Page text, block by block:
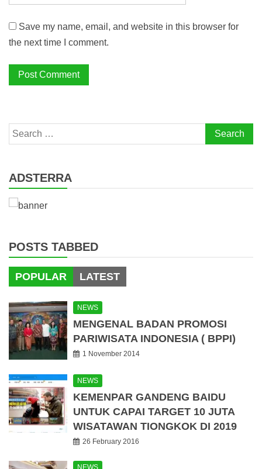
Save my name, email, and website in this browser for
the next time I comment.
Search
for:
ADSTERRA
POSTS TABBED
POPULAR LATEST
NEWS
MENGENAL BADAN PROMOSI
PARIWISATA INDONESIA ( BPPI)
1 November 2014
NEWS
KEMENPAR GANDENG BAIDU
UNTUK CAPAI TARGET 10 JUTA
WISATAWAN TIONGKOK DI 2019
26 February 2016
NEWS